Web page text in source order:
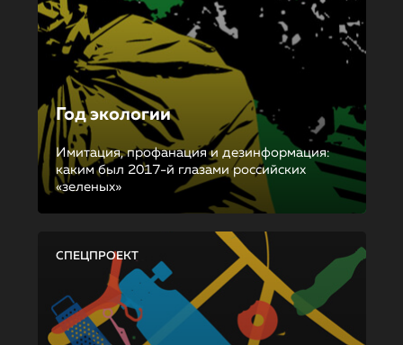
Год экологии
Имитация, профанация и дезинформация:
каким был 2017-й глазами российских
«зеленых»
СПЕЦПРОЕКТ